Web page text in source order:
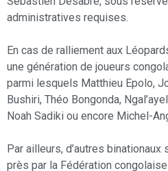
administratives requises.
En cas de ralliement aux
une génération de joueurs
parmi lesquels Matthieu Epolo,
Bushiri, Théo Bongonda,
Noah Sadiki ou encore Michel-
Par ailleurs, d’autres
près par la Fédération